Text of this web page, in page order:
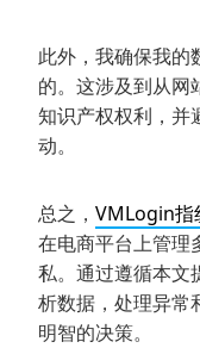
此外，我确保我的
的。这涉及到从网
知识产权权利，并
动。
总之， VMLogin指
在电商平台上管理
私。通过遵循本文
析数据，处理异常
明智的决策。